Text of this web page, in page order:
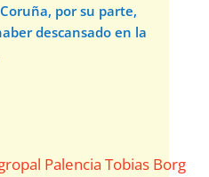
por su parte,
descansado en la